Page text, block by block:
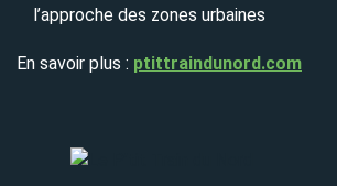
l’approche des zones urbaines
En savoir plus : ptittraindunord.com